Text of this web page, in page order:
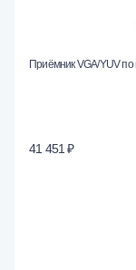
Приёмник VGA/YUV по
41 451 ₽